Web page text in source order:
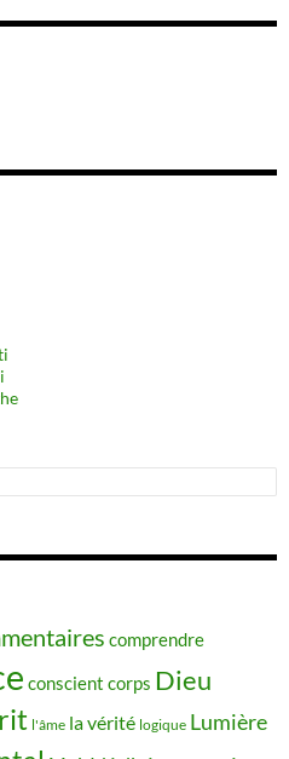
comprendre
conscient corps Dieu
l'âme la vérité logique Lumière